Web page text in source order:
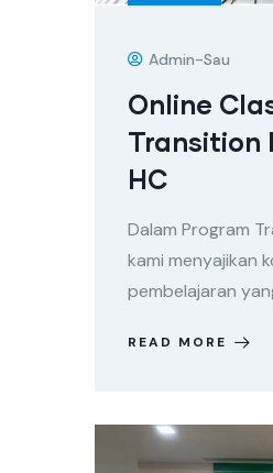
Admin-Sau
Online
Transition
HC
Dalam Program
kami menyajikan
pembelajaran
READ MORE